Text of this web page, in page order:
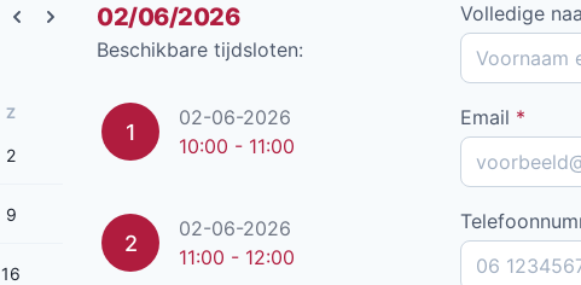
Previous month
Next month
Z
2
9
16
02/06/2026
Beschikbare tijdsloten:
1
02-06-2026
10:00 - 11:00
2
02-06-2026
11:00 - 12:00
Volledige
Email *